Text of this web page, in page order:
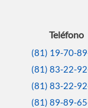
Teléfono
(81) 19-70-
(81) 83-22-
(81) 83-22-
(81) 89-89-